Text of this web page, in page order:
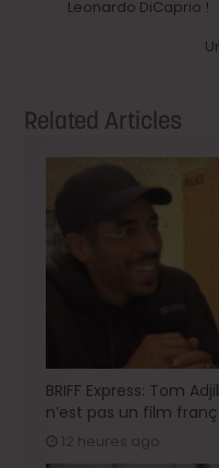
Leonardo DiCaprio !
Related Articles
BRIFF Express: Tom
n’est pas un film
12 heures ago